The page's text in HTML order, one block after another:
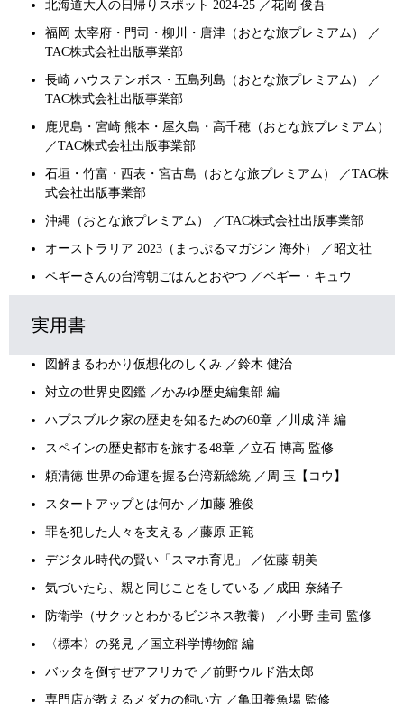
北海道大人の日帰りスポット 2024-25 ／花岡 俊吾
福岡 太宰府・門司・柳川・唐津（おとな旅プレミアム） ／
TAC株式会社出版事業部
長崎 ハウステンボス・五島列島（おとな旅プレミアム） ／
TAC株式会社出版事業部
鹿児島・宮崎 熊本・屋久島・高千穂（おとな旅プレミアム）
／TAC株式会社出版事業部
石垣・竹富・西表・宮古島（おとな旅プレミアム） ／TAC株
式会社出版事業部
沖縄（おとな旅プレミアム） ／TAC株式会社出版事業部
オーストラリア 2023（まっぷるマガジン 海外） ／昭文社
ペギーさんの台湾朝ごはんとおやつ ／ペギー・キュウ
実用書
図解まるわかり仮想化のしくみ ／鈴木 健治
対立の世界史図鑑 ／かみゆ歴史編集部 編
ハプスブルク家の歴史を知るための60章 ／川成 洋 編
スペインの歴史都市を旅する48章 ／立石 博高 監修
頼清徳 世界の命運を握る台湾新総統 ／周 玉【コウ】
スタートアップとは何か ／加藤 雅俊
罪を犯した人々を支える ／藤原 正範
デジタル時代の賢い「スマホ育児」 ／佐藤 朝美
気づいたら、親と同じことをしている ／成田 奈緒子
防衛学（サクッとわかるビジネス教養） ／小野 圭司 監修
〈標本〉の発見 ／国立科学博物館 編
バッタを倒すぜアフリカで ／前野ウルド浩太郎
専門店が教えるメダカの飼い方 ／亀田養魚場 監修